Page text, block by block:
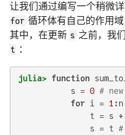
让我们通过编写一个稍微
for 循环体有自己的作用
其中，在更新 s 之前，我
t
：
julia> function
           s =
0 #
for i = 1 :n
t = s +
               s = t